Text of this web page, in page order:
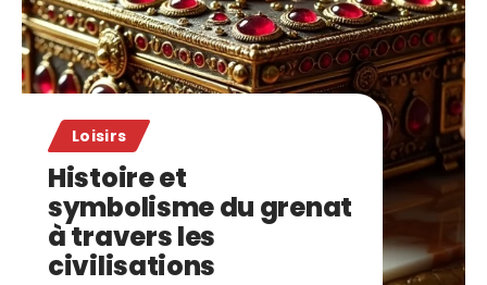
Loisirs
Histoire et
symbolisme du grenat
à travers les
civilisations